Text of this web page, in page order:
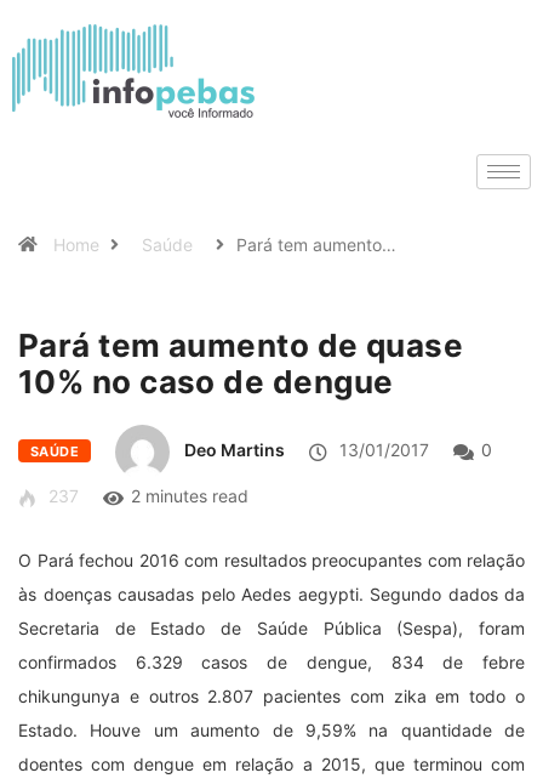
Home Saúde Pará tem aumento…
Pará tem aumento de quase
10% no caso de dengue
SAÚDE Deo Martins 13/01/2017 0
237 2 minutes read
O Pará fechou 2016 com resultados preocupantes com relação
às doenças causadas pelo Aedes aegypti. Segundo dados da
Secretaria de Estado de Saúde Pública (Sespa), foram
confirmados 6.329 casos de dengue, 834 de febre
chikungunya e outros 2.807 pacientes com zika em todo o
Estado. Houve um aumento de 9,59% na quantidade de
doentes com dengue em relação a 2015, que terminou com